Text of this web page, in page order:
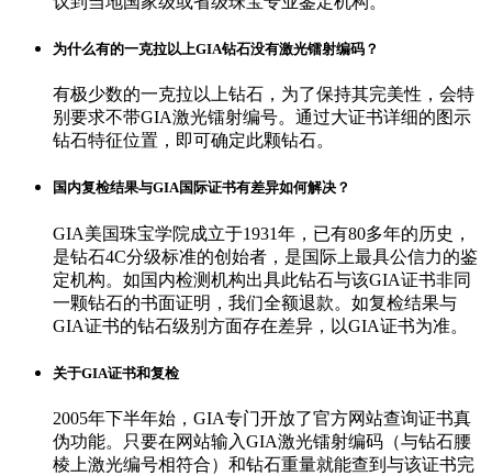
为什么有的一克拉以上GIA钻石没有激光镭射编码？
有极少数的一克拉以上钻石，为了保持其完美性，会特
别要求不带GIA激光镭射编号。通过大证书详细的图示
钻石特征位置，即可确定此颗钻石。
国内复检结果与GIA国际证书有差异如何解决？
GIA美国珠宝学院成立于1931年，已有80多年的历史，
是钻石4C分级标准的创始者，是国际上最具公信力的鉴
定机构。如国内检测机构出具此钻石与该GIA证书非同
一颗钻石的书面证明，我们全额退款。如复检结果与
GIA证书的钻石级别方面存在差异，以GIA证书为准。
关于GIA证书和复检
2005年下半年始，GIA专门开放了官方网站查询证书真
伪功能。只要在网站输入GIA激光镭射编码（与钻石腰
棱上激光编号相符合）和钻石重量就能查到与该证书完